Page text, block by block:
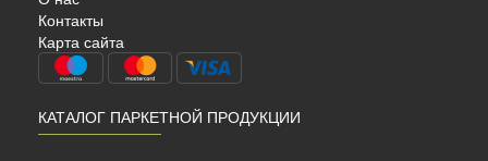
Контакты
Карта сайта
КАТАЛОГ ПАРКЕТНОЙ ПРОДУКЦИИ